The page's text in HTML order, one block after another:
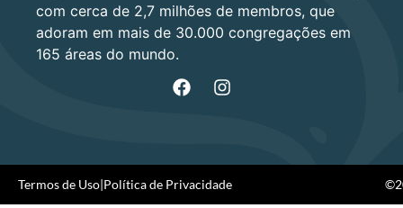
com cerca de 2,7 milhões de membros, que
adoram em mais de 30.000 congregações em
165 áreas do mundo.
Termos de Uso|Política de Privacidade